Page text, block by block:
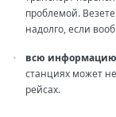
проблемой.
надолго, если
всю информацию
станциях может
рейсах.